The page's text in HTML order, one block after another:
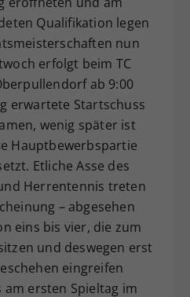
Qualifikation legen
nun
erfolgt beim TC
ab 9:00
erwartete Startschuss
wenig später ist
Hauptbewerbspartie
Etliche Asse des
Herrentennis treten
– abgesehen
eins bis vier, die zum
und deswegen erst
eingreifen
ersten Spieltag im
speichert Ihre Consent-
Unter anderem eine
Speicherung Ihrer
Einstellungen, falls der
Betreiber dies eingestellt